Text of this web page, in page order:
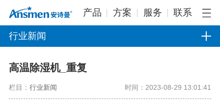
产品 方案 服务 联系
行业新闻
高温除湿机_重复
栏目： 行业新闻 时间：2023-08-29 13:01:41